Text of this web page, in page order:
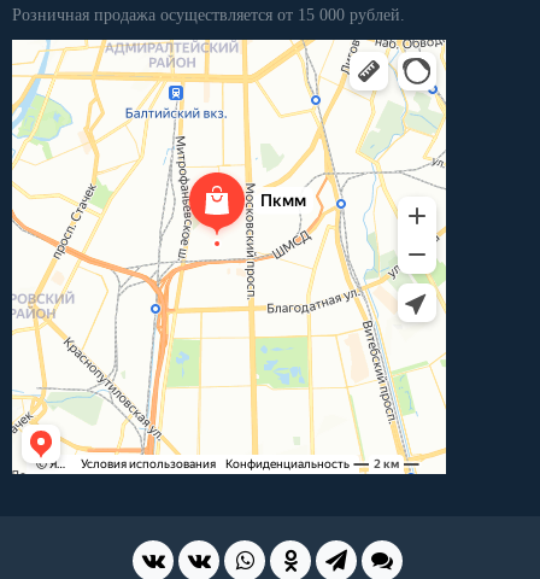
Розничная продажа осуществляется от 15 000 рублей.